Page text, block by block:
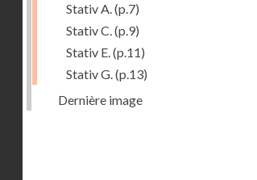
Stativ A.(p.7)
Stativ C.(p.9)
Stativ E.(p.11)
Stativ G.(p.13)
Dernière image